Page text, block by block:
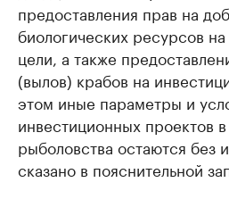
предоставления прав на
биологических ресурсов
цели, а также
(вылов) крабов на
этом иные параметры и
инвестиционных проектов
рыболовства остаются без
сказано в пояснительной